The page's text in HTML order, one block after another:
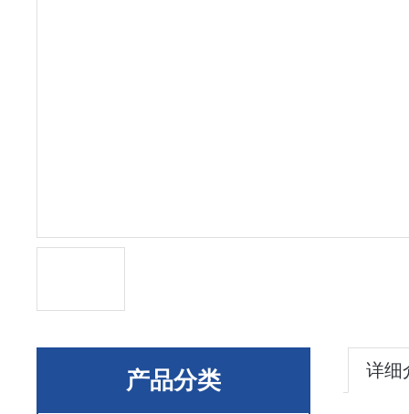
产品分类 详细